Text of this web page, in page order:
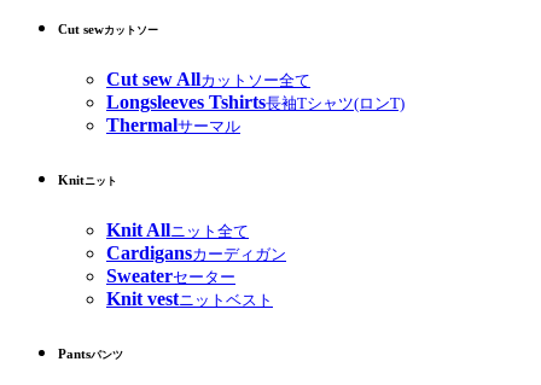
Cut sewカットソー
Cut sew Allカットソー全て
Longsleeves Tshirts長袖Tシャツ(ロンT)
Thermalサーマル
Knitニット
Knit Allニット全て
Cardigansカーディガン
Sweaterセーター
Knit vestニットベスト
Pantsパンツ